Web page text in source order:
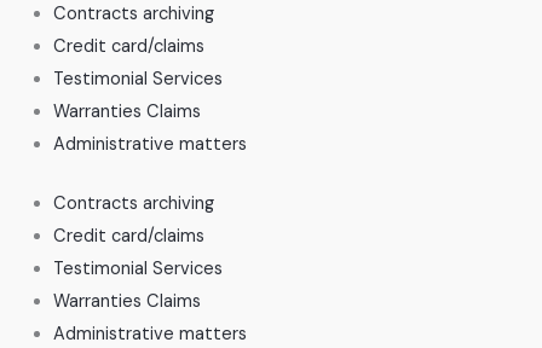
Contracts archiving
Credit card/claims
Testimonial Services
Warranties Claims
Administrative matters
Contracts archiving
Credit card/claims
Testimonial Services
Warranties Claims
Administrative matters